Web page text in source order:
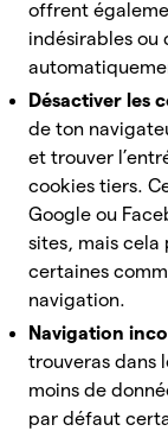
offrent
indésirables ou
Désactiver les
de ton
et trouver
cookies tiers.
Google ou
sites, mais
certaines
navigation.
Navigation
trouveras dans
moins de
par défaut